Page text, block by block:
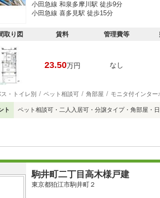
小田急線 和泉多摩川駅 徒歩9分
小田急線 喜多見駅 徒歩15分
取り図 賃料 管理費等
23.50万円 なし
・トイレ別 ペット相談可 角部屋 モニタ付インター
ト ペット相談可・二人入居可・分譲タイプ・角部屋・
駒井町二丁目高木様戸建
東京都狛江市駒井町２